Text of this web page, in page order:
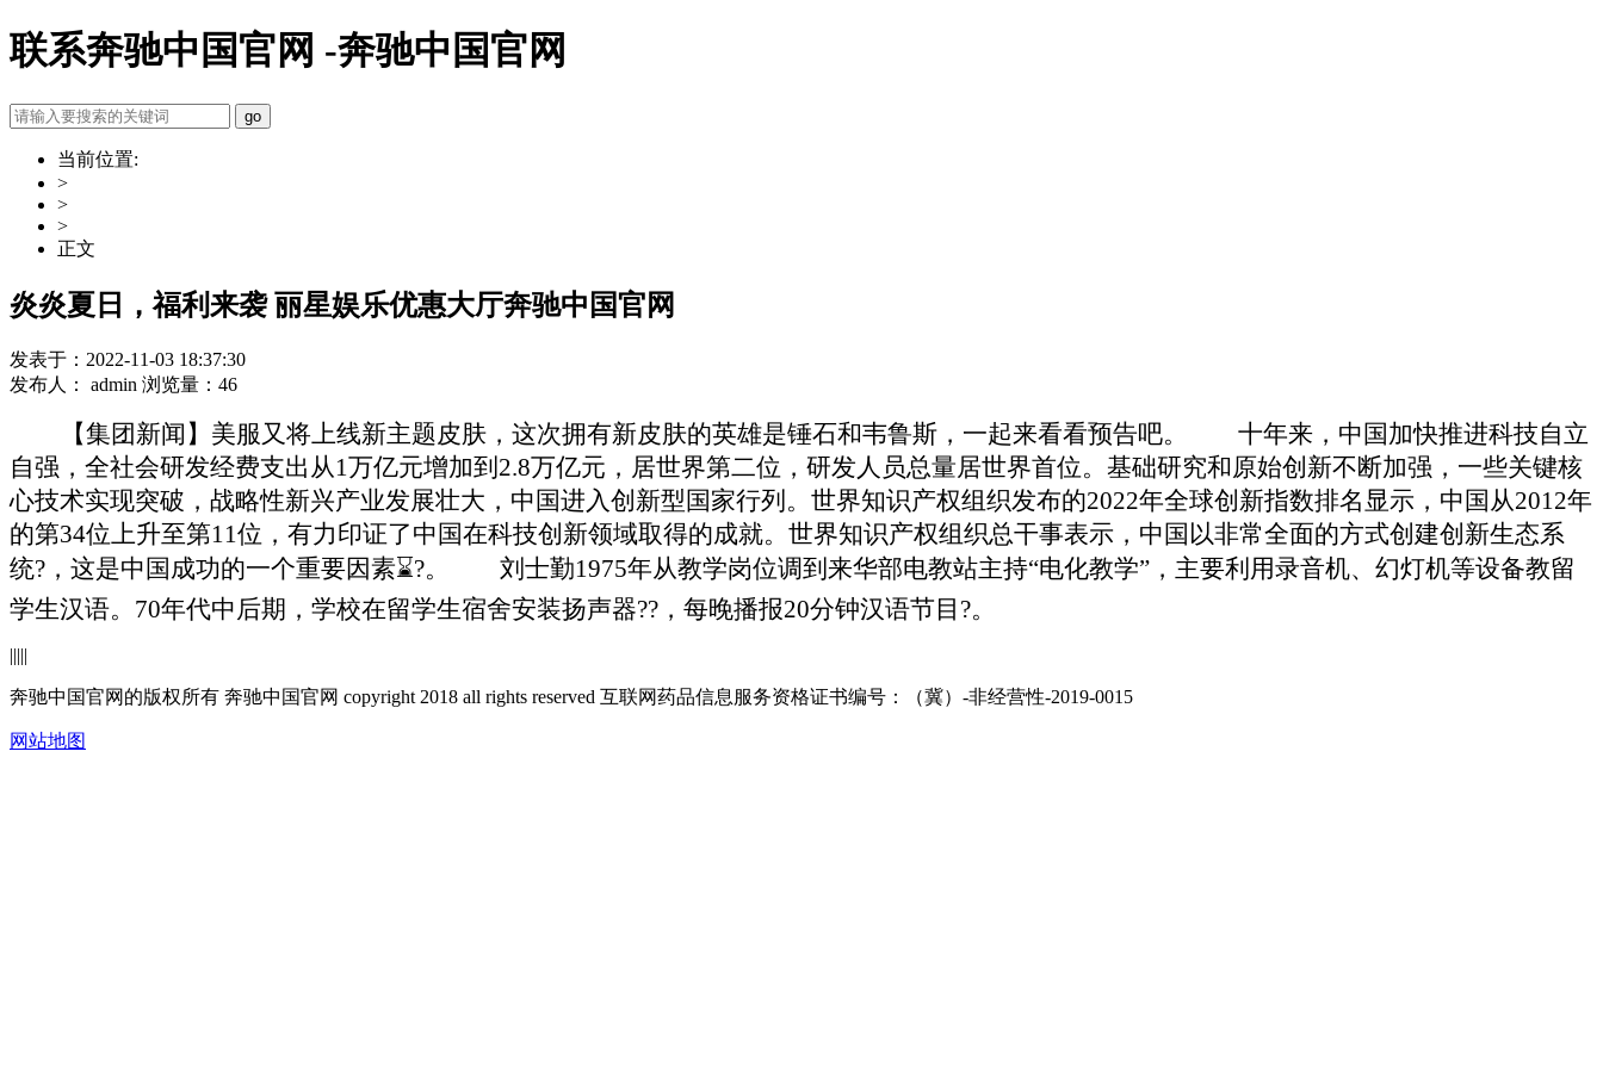
联系奔驰中国官网 -奔驰中国官网
当前位置:
>
>
>
正文
炎炎夏日，福利来袭 丽星娱乐优惠大厅奔驰中国官网
发表于：2022-11-03 18:37:30
发布人： admin 浏览量：46
【集团新闻】美服又将上线新主题皮肤，这次拥有新皮肤的英雄是锤石和韦鲁斯，一起来看看预告吧。 十年来，中国加快推进科技自立
自强，全社会研发经费支出从1万亿元增加到2.8万亿元，居世界第二位，研发人员总量居世界首位。基础研究和原始创新不断加强，一些关键核
心技术实现突破，战略性新兴产业发展壮大，中国进入创新型国家行列。世界知识产权组织发布的2022年全球创新指数排名显示，中国从2012年
的第34位上升至第11位，有力印证了中国在科技创新领域取得的成就。世界知识产权组织总干事表示，中国以非常全面的方式创建创新生态系
统?，这是中国成功的一个重要因素⌛?。
刘士勤1975年从教学岗位调到来华部电教站主持“电化教学”，主要利用录音机、幻灯机等设备教留
学生汉语。70年代中后期，学校在留学生宿舍安装扬声器??，每晚播报20分钟汉语节目?。
|||||
奔驰中国官网的版权所有 奔驰中国官网 copyright 2018 all rights reserved 互联网药品信息服务资格证书编号：（冀）-非经营性-2019-0015
网站地图